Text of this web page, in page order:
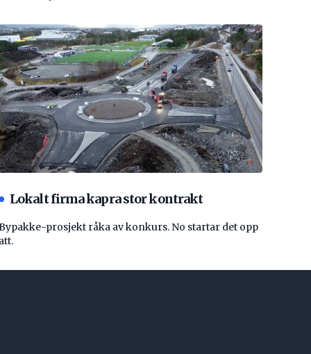
Lokalt firma kapra stor kontrakt
prosjekt råka av konkurs. No startar det opp
att.